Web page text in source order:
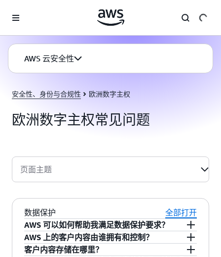
AWS 云安全性
安全性、身份与合规性 欧洲数字主权
欧洲数字主权常见问题
页面主题
数据保护
全部打开
AWS 可以如何帮助我满足数据保护要求？
作为 AWS 客户，无论您的数据敏感性和工作负载
AWS 上的客户内容由谁拥有和控制？
客户内容存储在哪里？